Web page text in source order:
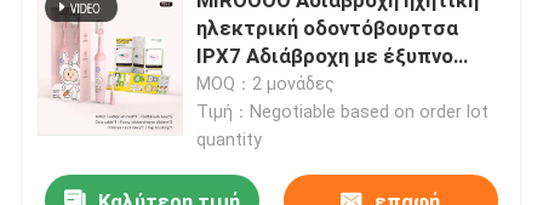
ηλεκτρική οδοντόβουρτσα
IPX7 Αδιάβροχη με έξυπνο
χρονόμετρο
MOQ：2 μονάδες
Τιμή：Negotiable based on order lot
quantity